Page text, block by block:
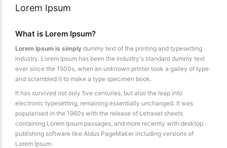
Lorem Ipsum
What is Lorem Ipsum?
Lorem Ipsum is simply dummy text of the printing and typesetting
industry. Lorem Ipsum has been the industry's standard dummy text
ever since the 1500s, when an unknown printer took a galley of type
and scrambled it to make a type specimen book.
It has survived not only five centuries, but also the leap into
electronic typesetting, remaining essentially unchanged. It was
popularised in the 1960s with the release of Letraset sheets
containing Lorem Ipsum passages, and more recently with desktop
publishing software like Aldus PageMaker including versions of
Lorem Ipsum.